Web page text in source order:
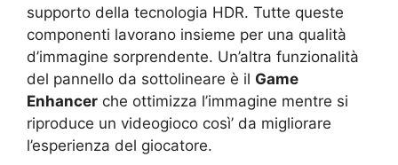
supporto della tecnologia HDR. Tutte queste
componenti lavorano insieme per una qualità
d’immagine sorprendente. Un’altra funzionalità
del pannello da sottolineare è il Game
Enhancer che ottimizza l’immagine mentre si
riproduce un videogioco così’ da migliorare
l’esperienza del giocatore.